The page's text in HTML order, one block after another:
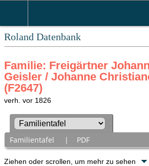
Roland Datenbank
Familie: Freigärtner
Geisler / Johanne
(F2647)
verh. vor 1826
Familientafel | PDF
Ziehen oder scrollen, um mehr zu sehen